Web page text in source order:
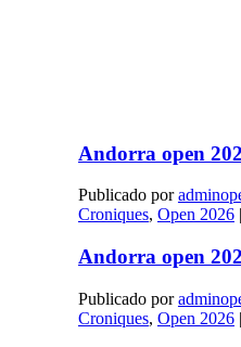
Andorra open
Publicado por
Croniques, Open 2026|
Andorra open
Publicado por
Croniques, Open 2026|